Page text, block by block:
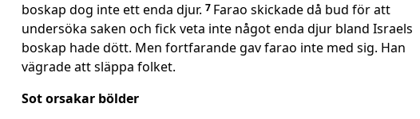
boskap dog inte ett enda djur. 7 Farao skickade då bud för att
undersöka saken och fick veta inte något enda djur bland Israels
boskap hade dött. Men fortfarande gav farao inte med sig. Han
vägrade att släppa folket.
Sot orsakar bölder